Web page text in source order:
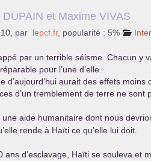
DUPAIN et Maxime VIVAS
par lepcf.fr, popularité : 5%
par un terrible séisme. Chacun y
pour l’une d’elle.
d’aujourd’hui aurait des effets
d’un tremblement de terre ne
aide humanitaire dont nous
rende à Haïti ce qu’elle lui doit.
ans d’esclavage, Haïti se souleva et